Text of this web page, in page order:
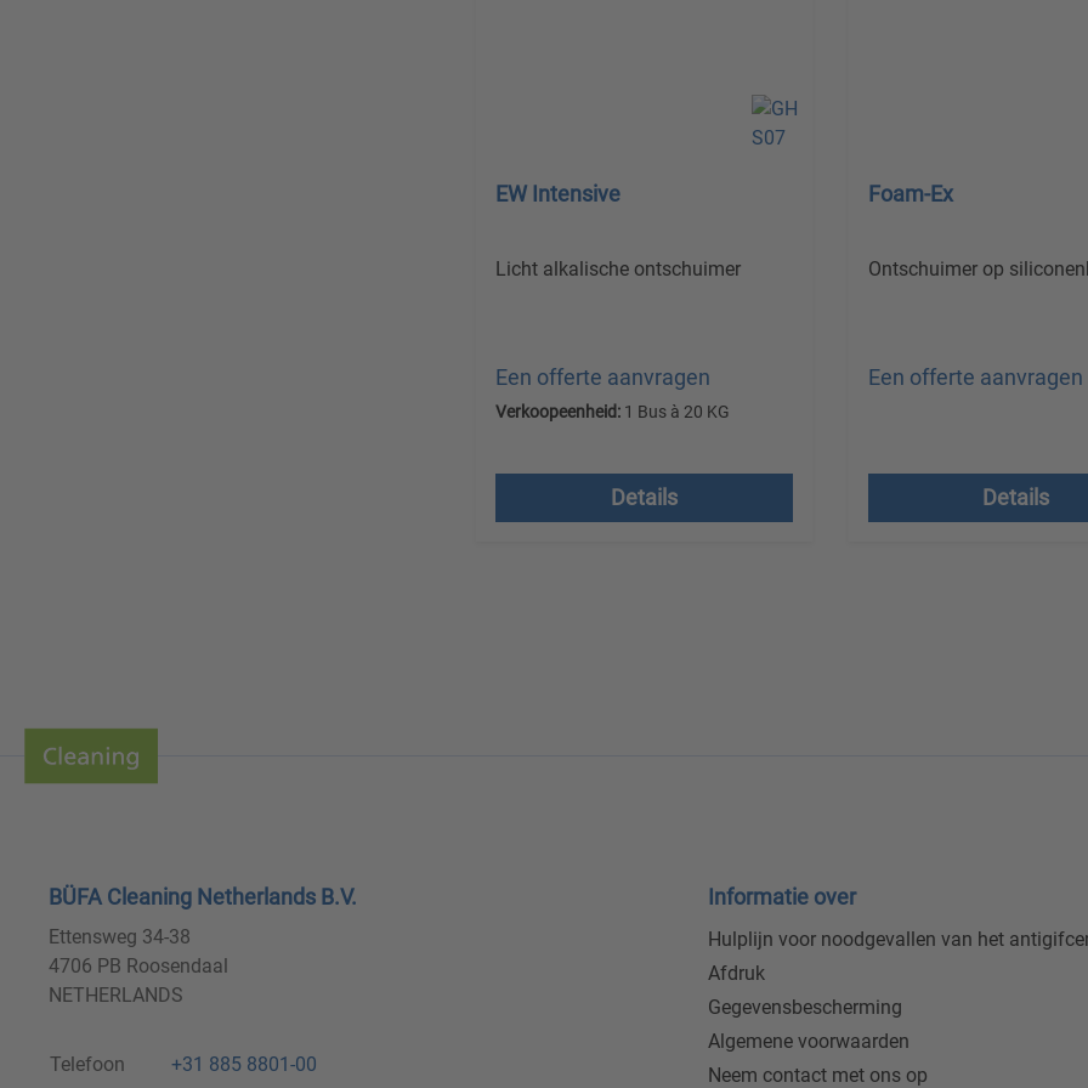
EW Intensive
Licht alkalische ontschuimer
Een offerte aanvragen
Verkoopeenheid: 1 Bus à 20 KG
verzendkosten
Details
Foam-Ex
Ontschuimer op
Een offerte aanvragen
Details
BÜFA Cleaning Netherlands B.V.
Ettensweg 34-38
4706 PB Roosendaal
NETHERLANDS
Telefoon
+31 885 8801-00
Informatie over
Hulplijn voor noodgevallen van het
Afdruk
Gegevensbescherming
Algemene voorwaarden
Neem contact met ons op